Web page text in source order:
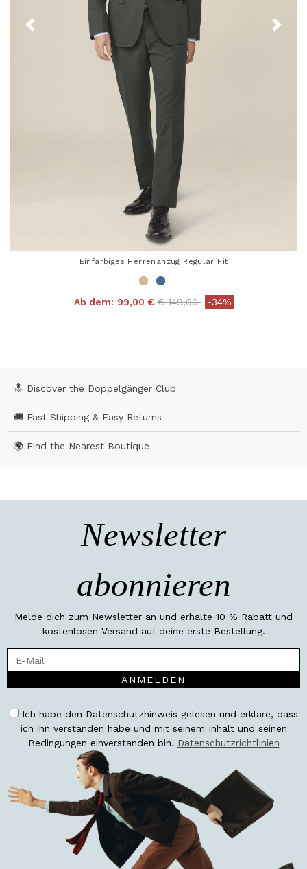
Einfarbiges Herrenanzug Regular Fit
Ab dem: 99,00 € Price reduced from
€ 149,00to-34%
🔝 Discover the Doppelgänger Club
🚚 Fast Shipping & Easy Returns
🌍 Find the Nearest Boutique
Newsletter
abonnieren
Melde dich zum Newsletter an und erhalte 10 % Rabatt und
kostenlosen Versand auf deine erste Bestellung.
ANMELDEN
Ich habe den Datenschutzhinweis gelesen und erkläre, dass
ich ihn verstanden habe und mit seinem Inhalt und seinen
Bedingungen einverstanden bin. Datenschutzrichtlinien